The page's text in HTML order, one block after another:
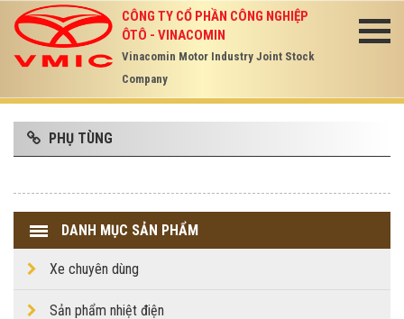
CÔNG TY CỔ PHẦN CÔNG NGHIỆP
ÔTÔ - VINACOMIN
Vinacomin Motor Industry Joint Stock
Company
PHỤ TÙNG
DANH MỤC SẢN PHẨM
Xe chuyên dùng
Sản phẩm nhiệt điện